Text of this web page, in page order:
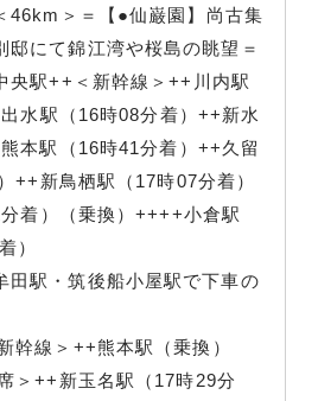
46km＞＝【●仙巌園】尚古集
邸にて錦江湾や桜島の眺望＝
央駅++＜新幹線＞++川内駅
水駅（16時08分着）++新水
本駅（16時41分着）++久留
++新鳥栖駅（17時07分着）
着）（乗換）++++小倉駅
）
田駅・筑後船小屋駅で下車の
幹線＞++熊本駅（乗換）
＞++新玉名駅（17時29分